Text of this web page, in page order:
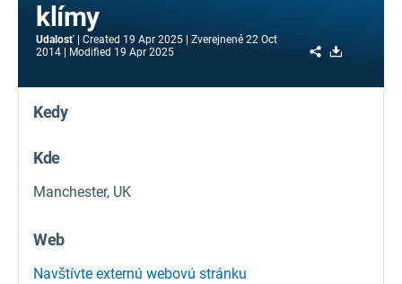
klímy
Udalosť Created 19 Apr 2025 Zverejnené 22 Oct
2014
Modified 19 Apr 2025 Share
Kedy
Kde
Manchester, UK
Web
Navštívte externú webovú stránku